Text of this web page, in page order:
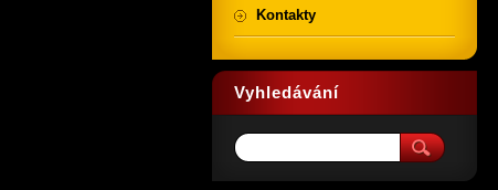
Kontakty
Vyhledávání